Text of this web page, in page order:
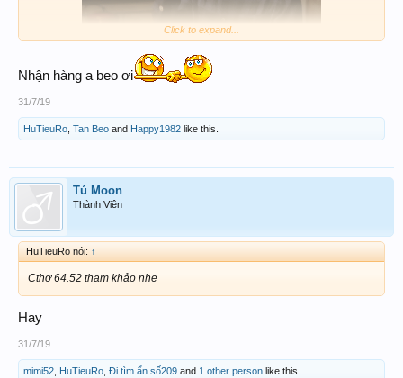
2 ĐÀI TRÁI
83
A Men.. !!!
Click to expand...
Nhận hàng a beo ơi
31/7/19
HuTieuRo Tan Beo and Happy1982 like this.
Tú Moon
Thành Viên
HuTieuRo nói: ↑
Cthơ 64.52 tham khảo nhe
Hay
31/7/19
mimi52 HuTieuRo Đi tìm ẩn số209 and 1 other person like this.